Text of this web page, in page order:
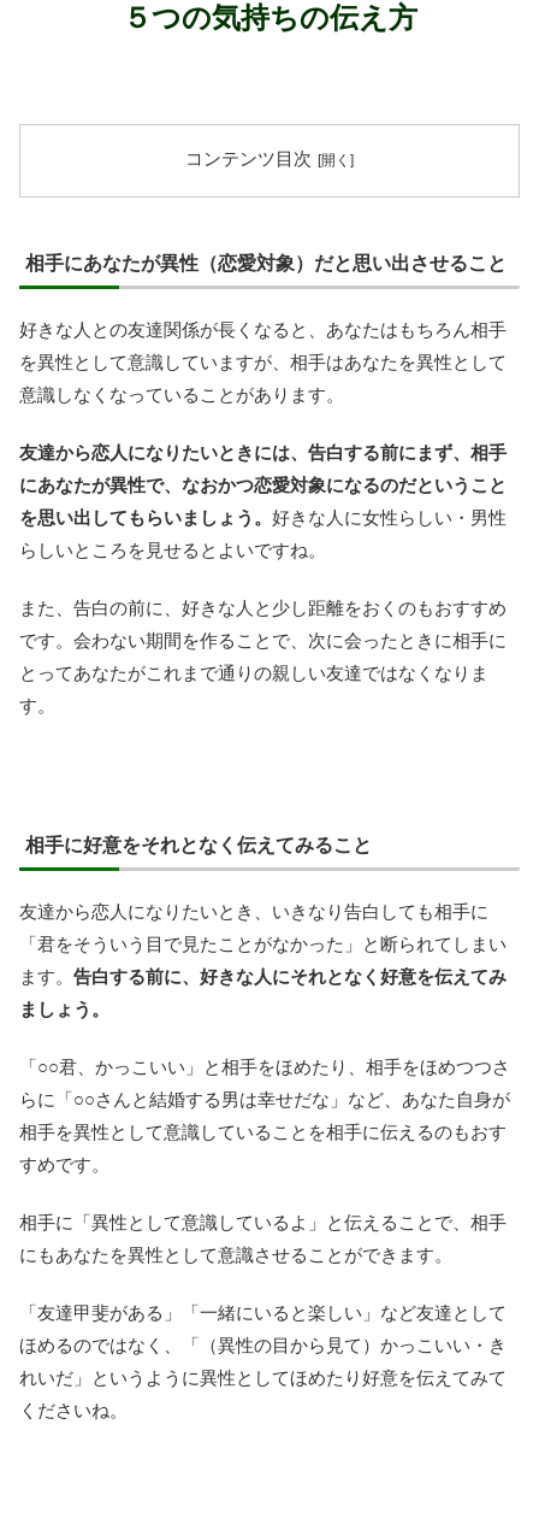
５つの気持ちの伝え方
コンテンツ目次
相手にあなたが異性（恋愛対象）だと思い出させること
好きな人との友達関係が長くなると、あなたはもちろん相手
を異性として意識していますが、相手はあなたを異性として
意識しなくなっていることがあります。
友達から恋人になりたいときには、告白する前にまず、相手
にあなたが異性で、なおかつ恋愛対象になるのだということ
を思い出してもらいましょう。 好きな人に女性らしい・男性
らしいところを見せるとよいですね。
また、告白の前に、好きな人と少し距離をおくのもおすすめ
です。会わない期間を作ることで、次に会ったときに相手に
とってあなたがこれまで通りの親しい友達ではなくなりま
す。
相手に好意をそれとなく伝えてみること
友達から恋人になりたいとき、いきなり告白しても相手に
「君をそういう目で見たことがなかった」と断られてしまい
ます。 告白する前に、好きな人にそれとなく好意を伝えてみ
ましょう。
「○○君、かっこいい」と相手をほめたり、相手をほめつつさ
らに「○○さんと結婚する男は幸せだな」など、あなた自身が
相手を異性として意識していることを相手に伝えるのもおす
すめです。
相手に「異性として意識しているよ」と伝えることで、相手
にもあなたを異性として意識させることができます。
「友達甲斐がある」「一緒にいると楽しい」など友達として
ほめるのではなく、「（異性の目から見て）かっこいい・き
れいだ」というように異性としてほめたり好意を伝えてみて
くださいね。